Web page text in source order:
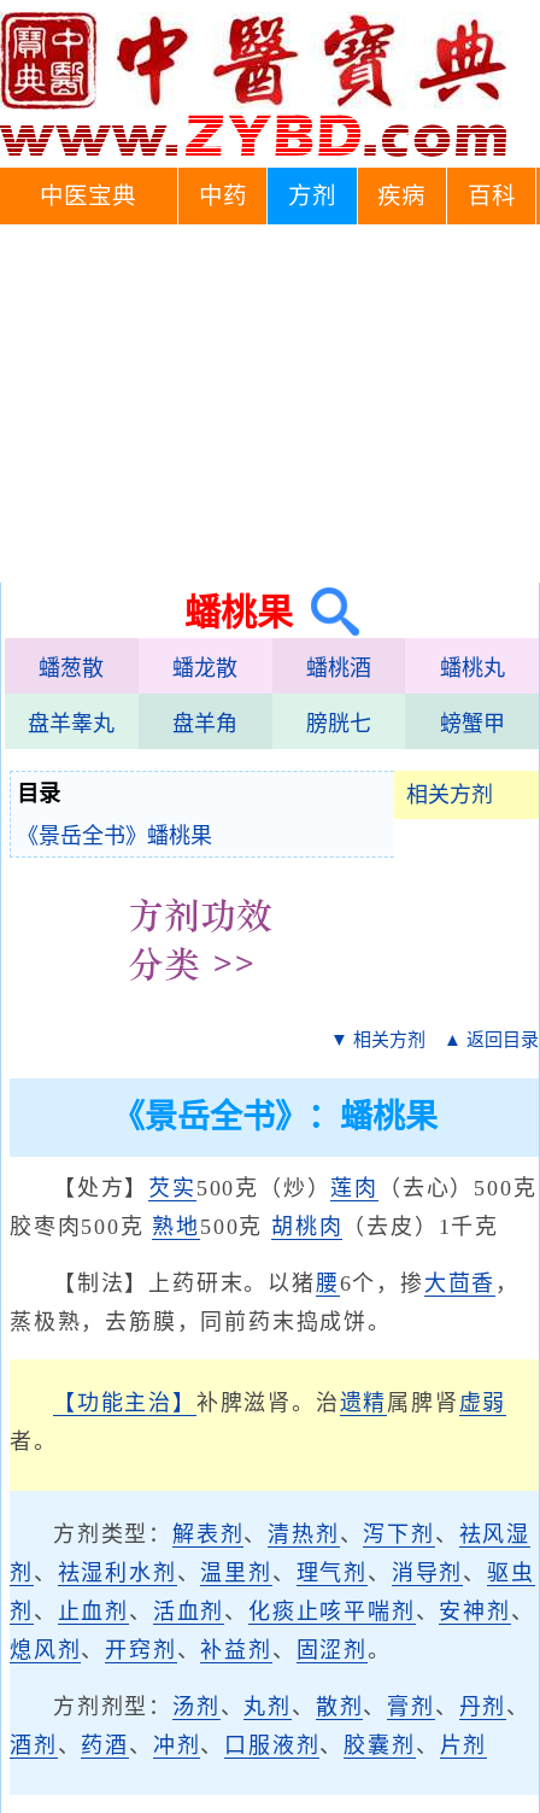
中医宝典 中药 方剂 疾病 百科
蟠桃果
蟠葱散 蟠龙散 蟠桃酒 蟠桃丸
盘羊睾丸 盘羊角 膀胱七 螃蟹甲
相关方剂
目录
《景岳全书》蟠桃果
▼ 相关方剂 ▲ 返回目录
《景岳全书》：蟠桃果
【处方】 芡实 500克（炒） 莲肉
（去心）500克
胶枣肉500克 熟地500克 胡桃肉 （去皮）1千克
【制法】上药研末。以猪腰6个，掺 大茴香 ，
蒸极熟，去筋膜，同前药末捣成饼。
【功能主治】 补脾滋肾。治遗精属脾肾 虚弱
者。
方剂类型： 解表剂 、清热剂 、 泻下剂 、 祛风湿
剂 、 祛湿利水剂 、温里剂 、 理气剂 、 消导剂 、驱虫
剂 、 止血剂 、 活血剂 、 化痰止咳平喘剂 、 安神剂 、
熄风剂 、 开窍剂 、补益剂 、 固涩剂。
方剂剂型： 汤剂 、 丸剂 、 散剂 、 膏剂 、 丹剂 、
酒剂 、 药酒 、 冲剂 、 口服液剂 、 胶囊剂 、 片剂